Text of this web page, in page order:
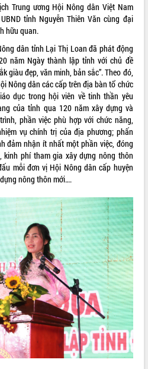
Trung ương Hội Nông dân Việt Nam
tỉnh Nguyễn Thiên Văn cùng đại
hữu quan.
dân tỉnh Lại Thị Loan đã phát động
năm Ngày thành lập tỉnh với chủ đề
giàu đẹp, văn minh, bản sắc”. Theo đó,
Nông dân các cấp trên địa bàn tổ chức
dục trong hội viên về tinh thần yêu
của tỉnh qua 120 năm xây dựng và
phần việc phù hợp với chức năng,
vụ chính trị của địa phương; phấn
đảm nhận ít nhất một phần việc, đóng
kinh phí tham gia xây dựng nông thôn
mỗi đơn vị Hội Nông dân cấp huyện
nông thôn mới….